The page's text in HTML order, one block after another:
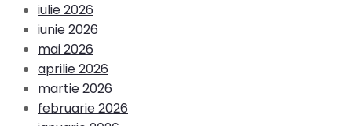
iulie 2026
iunie 2026
mai 2026
aprilie 2026
martie 2026
februarie 2026